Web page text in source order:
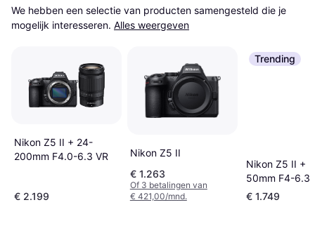
We hebben een selectie van producten samengesteld die je
mogelijk interesseren. Alles weergeven
Nikon Z5 II + 24-
200mm F4.0-6.3 VR
€ 2.199
Nikon Z5 II
€ 1.263
Of 3 betalingen van
€ 421,00/mnd.
Trending
Nikon Z5 II +
50mm F4-6.3
€ 1.749